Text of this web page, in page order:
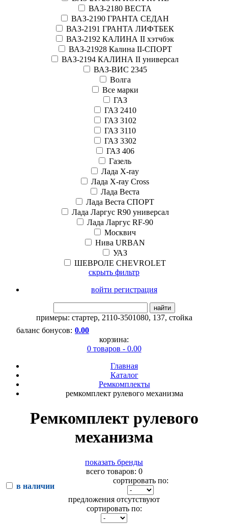
ВАЗ-2180 ВЕСТА
ВАЗ-2190 ГРАНТА СЕДАН
ВАЗ-2191 ГРАНТА ЛИФТБЕК
ВАЗ-2192 КАЛИНА II хэтчбэк
ВАЗ-21928 Калина II-СПОРТ
ВАЗ-2194 КАЛИНА II универсал
ВАЗ-ВИС 2345
Волга
Все марки
ГАЗ
ГАЗ 2410
ГАЗ 3102
ГАЗ 3110
ГАЗ 3302
ГАЗ 406
Газель
Лада X-ray
Лада X-ray Cross
Лада Веста
Лада Веста СПОРТ
Лада Ларгус R90 универсал
Лада Ларгус RF-90
Москвич
Нива URBAN
УАЗ
ШЕВРОЛЕ CHEVROLET
скрыть фильтр
войти регистрация
найти
примеры: стартер, 2110-3501080, 137, стойка
баланс бонусов: 0.00
корзина:
0 товаров - 0.00
Главная
Каталог
Ремкомплекты
ремкомплект рулевого механизма
Ремкомплект рулевого
механизма
показать бренды
всего товаров: 0
в наличии
сортировать по:
предложения отсутствуют
сортировать по: